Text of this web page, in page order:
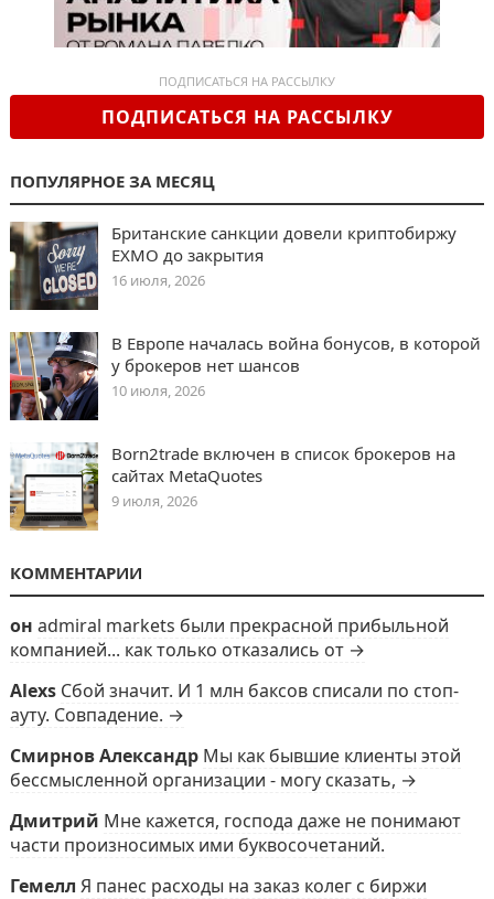
ПОДПИСАТЬСЯ НА РАССЫЛКУ
ПОДПИСАТЬСЯ НА РАССЫЛКУ
ПОПУЛЯРНОЕ ЗА МЕСЯЦ
Британские санкции довели криптобиржу
EXMO до закрытия
16 июля, 2026
В Европе началась война бонусов, в которой
у брокеров нет шансов
10 июля, 2026
Born2trade включен в список брокеров на
сайтах MetaQuotes
9 июля, 2026
КОММЕНТАРИИ
он admiral markets были прекрасной прибыльной
компанией... как только отказались от →
Alexs Сбой значит. И 1 млн баксов списали по стоп-
ауту. Совпадение. →
Смирнов Александр Мы как бывшие клиенты этой
бессмысленной организации - могу сказать, →
Дмитрий Мне кажется, господа даже не понимают
части произносимых ими буквосочетаний.
Гемелл Я панес расходы на заказ колег с биржи